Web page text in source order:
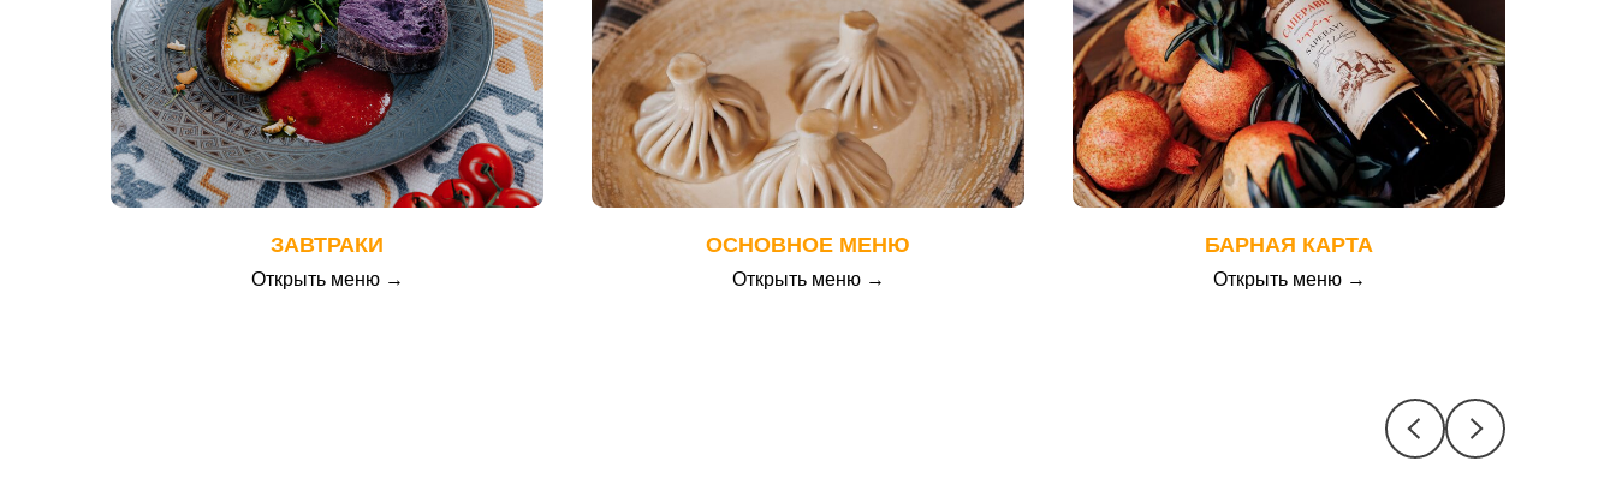
ЗАВТРАКИ
Открыть меню →
ОСНОВНОЕ МЕНЮ
Открыть меню →
БАРНАЯ КАРТА
Открыть меню →